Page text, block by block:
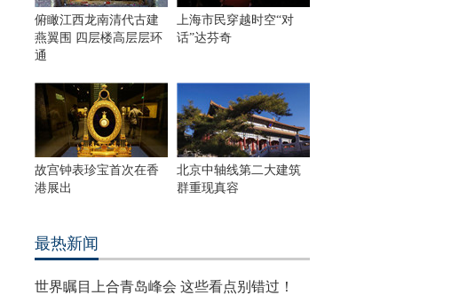
俯瞰江西龙南清代古建
燕翼围 四层楼高层层环
通
上海市民穿越时空“对
话”达芬奇
故宫钟表珍宝首次在香
港展出
北京中轴线第二大建筑
群重现真容
最热新闻
世界瞩目上合青岛峰会 这些看点别错过！